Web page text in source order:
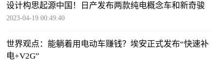
设计构思起源中国！日产发布两款纯电概念车和新奇骏
2023-04-19 00:49:40
世界观点：能躺着用电动车赚钱？埃安正式发布“快速补
电+V2G”